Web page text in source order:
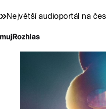
Největší audioportál na